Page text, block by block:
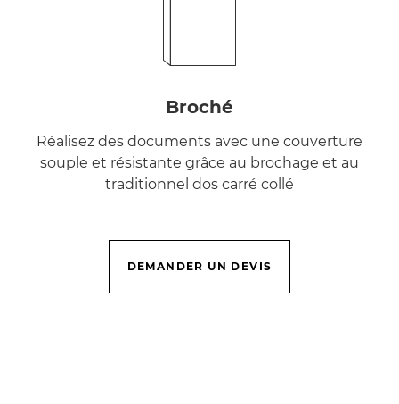
Broché
Réalisez des documents avec une couverture
souple et résistante grâce au brochage et au
traditionnel dos carré collé
DEMANDER UN DEVIS